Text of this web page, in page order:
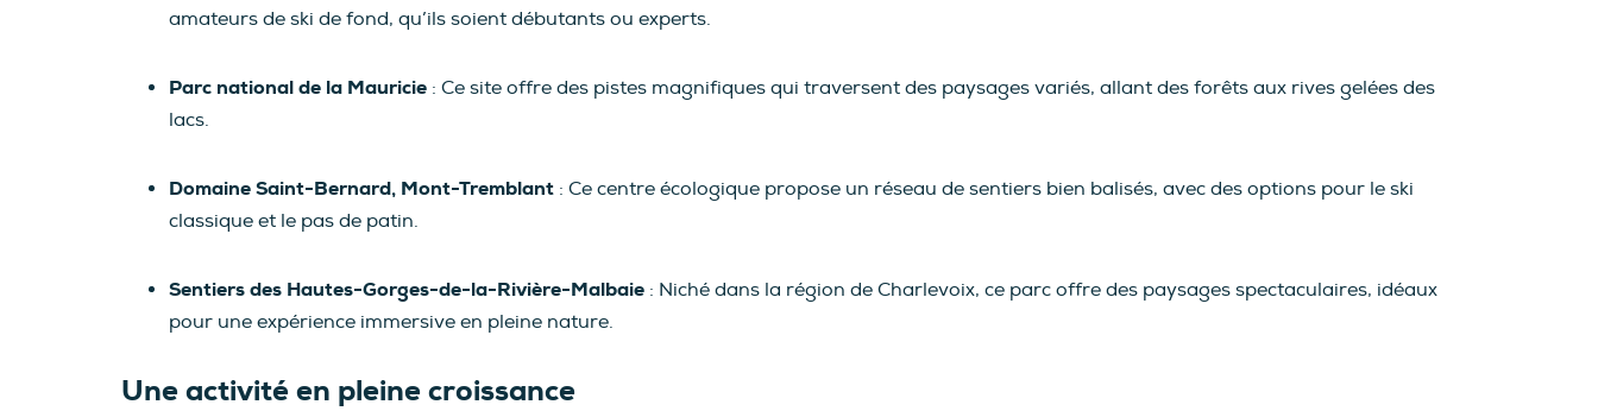
amateurs de ski de fond, qu’ils soient débutants ou experts.
Parc national de la Mauricie : Ce site offre des pistes magnifiques qui traversent des paysages variés, allant des forêts aux rives gelées des
lacs.
Domaine Saint-Bernard, Mont-Tremblant : Ce centre écologique propose un réseau de sentiers bien balisés, avec des options pour le ski
classique et le pas de patin.
Sentiers des Hautes-Gorges-de-la-Rivière-Malbaie : Niché dans la région de Charlevoix, ce parc offre des paysages spectaculaires, idéaux
pour une expérience immersive en pleine nature.
Une activité en pleine croissance